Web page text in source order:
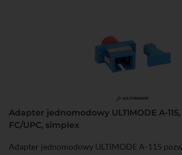
Adapter jednomodowy ULTIMODE A-115,
FC/UPC, simplex
Adapter jednomodowy ULTIMODE A-115